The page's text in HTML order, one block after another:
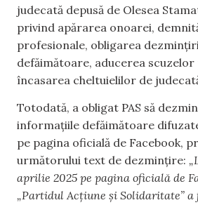
judecată depusă de Olesea
privind apărarea onoarei,
profesionale, obligarea
defăimătoare, aducerea scuzelor
încasarea cheltuielilor de
Totodată, a obligat PAS să
informațiile defăimătoare
pe pagina oficială de Facebook,
următorului text de dezmințire:
aprilie 2025 pe pagina oficială de
„Partidul Acțiune și Solidaritate” a